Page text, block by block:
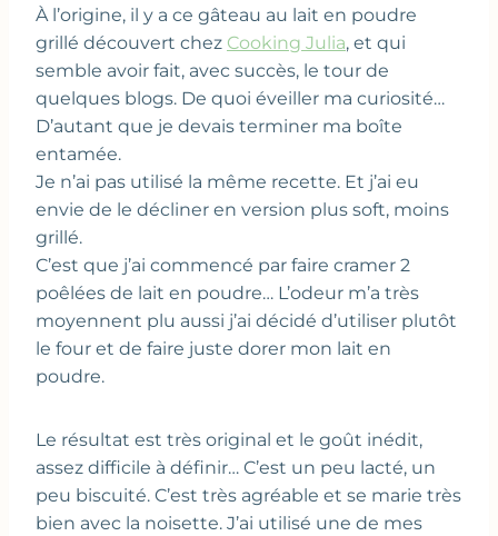
À l’origine, il y a ce gâteau au lait en poudre
grillé découvert chez Cooking Julia, et qui
semble avoir fait, avec succès, le tour de
quelques blogs. De quoi éveiller ma curiosité…
D’autant que je devais terminer ma boîte
entamée.
Je n’ai pas utilisé la même recette. Et j’ai eu
envie de le décliner en version plus soft, moins
grillé.
C’est que j’ai commencé par faire cramer 2
poêlées de lait en poudre… L’odeur m’a très
moyennent plu aussi j’ai décidé d’utiliser plutôt
le four et de faire juste dorer mon lait en
poudre.
Le résultat est très original et le goût inédit,
assez difficile à définir… C’est un peu lacté, un
peu biscuité. C’est très agréable et se marie très
bien avec la noisette. J’ai utilisé une de mes